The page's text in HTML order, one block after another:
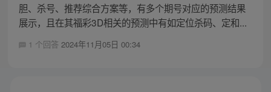
胆、杀号、推荐综合方案等，有多个期号对应的预测结果
展示，且在其福彩3D相关的预测中有如定位杀码、定和...
1 个回答 2024年11月05日 00:34